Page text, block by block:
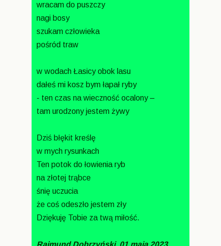
wracam do puszczy
nagi bosy
szukam człowieka
pośród traw
w wodach Łasicy obok lasu
dałeś mi kosz bym łapał ryby
- ten czas na wieczność ocalony –
tam urodzony jestem żywy
Dziś błękit kreślę
w mych rysunkach
Ten potok do łowienia ryb
na złotej trąbce
śnię uczucia
że coś odeszło jestem zły
Dziękuję Tobie za twą miłość.
Rajmund Dobrzyński 01 maja 2023